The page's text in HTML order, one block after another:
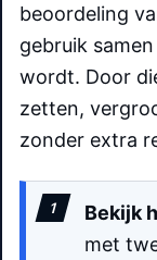
beoordeling
gebruik
wordt. Door
zetten,
zonder extra
Bekijk
met